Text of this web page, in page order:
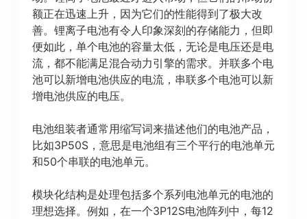
额正在迅速上升，因为它们的性能得到了极大改
善。锂离子电池有令人印象深刻的存储能力，但即
便如此，单个电池的容量太低，无论是电压还是电
流，都不能满足混合动力引擎的需求。并联多个电
池可以新增电池供应的电流，串联多个电池可以新
增电池供应的电压。
电池组装者通常用缩写词来描述他们的电池产品，
比如3P50S，意思是电池组有三个平行的电池单元
和50个串联的电池单元。
模块化结构是处理包括多个系列电池单元的电池的
理想选择。例如，在一个3P12S电池阵列中，每12